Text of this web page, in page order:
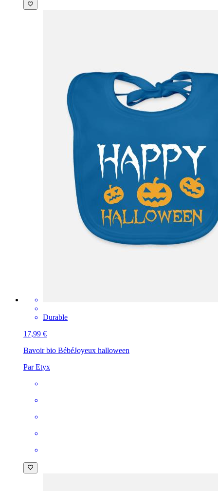
Durable
17,99 €
Bavoir bio BébéJoyeux halloween
Par Etyx